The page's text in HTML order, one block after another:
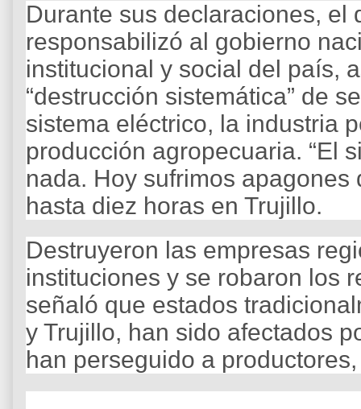
Durante sus declaraciones, el
responsabilizó al gobierno
institucional y social del país,
“destrucción sistemática” de
sistema eléctrico, la industria
producción agropecuaria. “El
nada. Hoy sufrimos
hasta diez horas en Trujillo.
Destruyeron las empresas
instituciones y se robaron los
señaló que estados
y Trujillo, han sido afectados
han perseguido a